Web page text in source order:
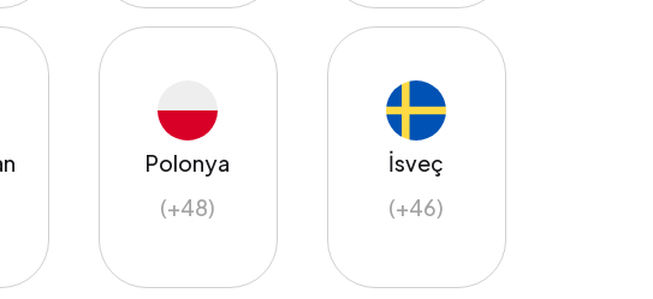
Polonya
(+48)
İsveç
(+46)